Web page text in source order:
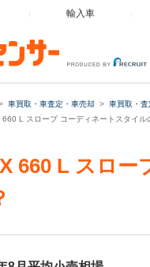
輸入車
車買取・車査定・車売却 車買取・
660 L スロープ コーディネートスタイル
660 L スロー